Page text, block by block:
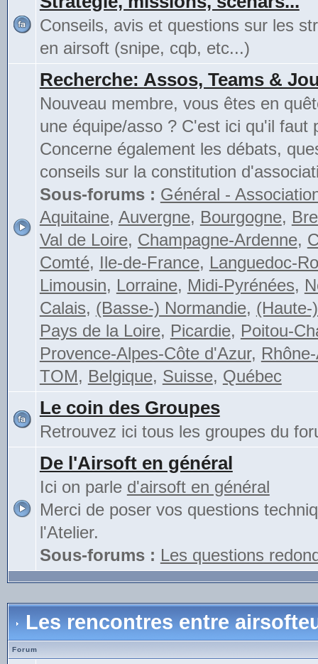
Conseils, avis et questions sur les
en airsoft (snipe, cqb, etc...)
Recherche: Assos, Teams &
Nouveau membre, vous êtes en
une équipe/asso ? C'est ici qu'il faut
Concerne également les débats,
conseils sur la constitution
Sous-forums : Général -
Aquitaine, Auvergne, Bourgogne,
Val de Loire, Champagne-Ardenne,
Comté, Ile-de-France, Languedoc-
Limousin, Lorraine, Midi-Pyrénées,
Calais, (Basse-) Normandie, (Haute-
Pays de la Loire, Picardie, Poitou-
Provence-Alpes-Côte d'Azur,
TOM, Belgique, Suisse, Québec
Le coin des Groupes
Retrouvez ici tous les groupes du
De l'Airsoft en général
Ici on parle d'airsoft en général
Merci de poser vos questions
l'Atelier.
Sous-forums : Les questions
Les rencontres entre
Forum